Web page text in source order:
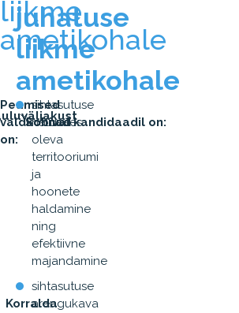
Korralda
liikme
ametikohale
juhatuse
liikme
ametikohale
Peamised
valdkonnad
on:
sihtasutuse
halduses
oleva
territooriumi
ja
hoonete
haldamine
ning
efektiivne
majandamine
sihtasutuse
arengukava
Sobival kandidaadil on: